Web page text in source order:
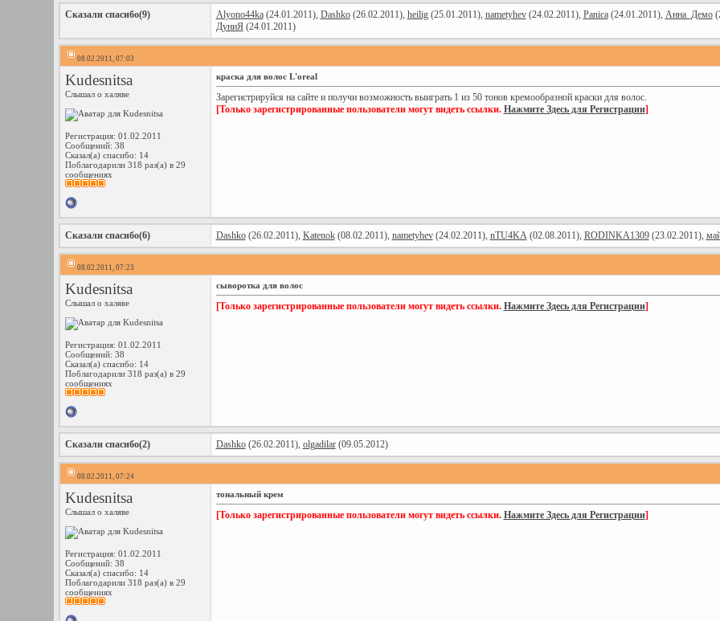
Сказали спасибо(9) Alyono44ka(24.01.2011), Dashko(26.02.2011), heilig(25.01.2011), nametyhev(24.02.2011), Panica(24.01.2011), Анна_Демо
ДуниЯ(24.01.2011)
08.02.2011, 07:03
Kudesnitsa
Слышал о халяве
Регистрация: 01.02.2011
Сообщений: 38
Сказал(а) спасибо: 14
Поблагодарили 318 раз(а) в 29
сообщениях
краска для волос L'oreal
Зарегистрируйся на сайте и получи возможность выиграть 1 из 50 тонов кремообразной краски для волос.
[Только зарегистрированные пользователи могут видеть ссылки. Нажмите Здесь для Регистрации]
Сказали спасибо(6) Dashko(26.02.2011), Katenok(08.02.2011), nametyhev(24.02.2011), nTU4KA(02.08.2011), RODINKA1309(23.02.2011),
08.02.2011, 07:23
Kudesnitsa
Слышал о халяве
Регистрация: 01.02.2011
Сообщений: 38
Сказал(а) спасибо: 14
Поблагодарили 318 раз(а) в 29
сообщениях
сыворотка для волос
[Только зарегистрированные пользователи могут видеть ссылки. Нажмите Здесь для Регистрации]
Сказали спасибо(2) Dashko(26.02.2011), olgadilar(09.05.2012)
08.02.2011, 07:24
Kudesnitsa
Слышал о халяве
Регистрация: 01.02.2011
Сообщений: 38
Сказал(а) спасибо: 14
Поблагодарили 318 раз(а) в 29
сообщениях
тональный крем
[Только зарегистрированные пользователи могут видеть ссылки. Нажмите Здесь для Регистрации]